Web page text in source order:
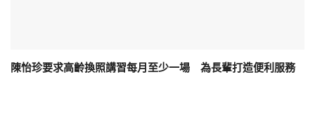
陳怡珍要求高齡換照講習每月至少一場 為長輩打造便利服務